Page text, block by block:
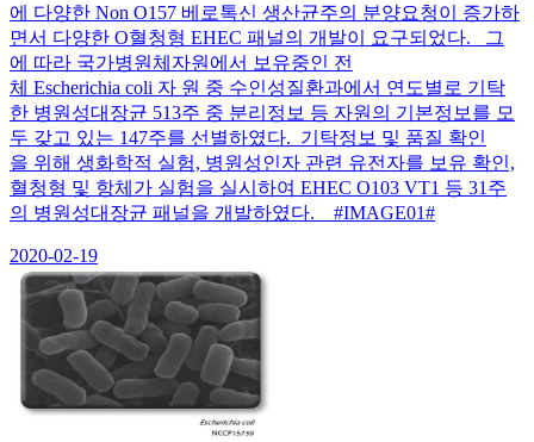
에 다양한 Non O157 베로톡신 생산균주의 분양요청이 증가하
면서 다양한 O혈청형 EHEC 패널의 개발이 요구되었다. 그
에 따라 국가병원체자원에서 보유중인 전
체 Escherichia coli 자 원 중 수인성질환과에서 연도별로 기탁
한 병원성대장균 513주 중 분리정보 등 자원의 기본정보를 모
두 갖고 있는 147주를 선별하였다. 기탁정보 및 품질 확인
을 위해 생화학적 실험, 병원성인자 관련 유전자를 보유 확인,
혈청형 및 항체가 실험을 실시하여 EHEC O103 VT1 등 31주
의 병원성대장균 패널을 개발하였다. #IMAGE01#
2020-02-19